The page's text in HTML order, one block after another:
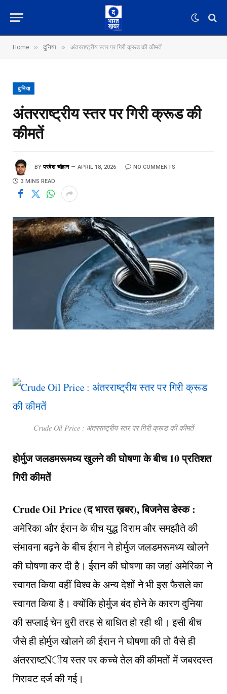
Home » दुनिया » अंतरराष्ट्रीय स्तर पर गिरी क्रूड की कीमतें
दुनिया
अंतरराष्ट्रीय स्तर पर गिरी क्रूड की
कीमतें
BY परवेश चौहान APRIL 18, 2026 NO COMMENTS
3 MINS READ
Crude Oil Price : अंतरराष्ट्रीय स्तर पर गिरी क्रूड की कीमतें
होर्मुज जलडमरूमध्य खुलने की घोषणा के बीच 10 प्रतिशत
गिरी कीमतें
Crude Oil Price (द भारत ख़बर), बिजनेस डेस्क :
अमेरिका और ईरान के बीच युद्ध विराम और समझौते की
संभावना बढ़ने के बीच ईरान ने होर्मुज जलडमरूमध्य खोलने
की घोषणा कर दी है। ईरान की घोषणा का जहां अमेरिका ने
स्वागत किया वहीं विश्व के अन्य देशों ने भी इस फैसले का
स्वागत किया है। क्योंकि होर्मुज बंद होने के कारण दुनिया
की सप्लाई चेन बुरी तरह से बाधित हो रही थी। इसी बीच
जैसे ही होर्मुज खोलने की ईरान ने घोषणा की तो वैसे ही
अंतरराष्टÑीय स्तर पर कच्चे तेल की कीमतों में जबरदस्त
गिरावट दर्ज की गई।